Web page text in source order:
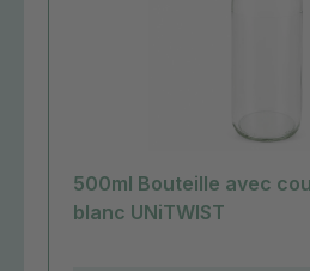
500ml Bouteille avec
blanc UNiTWIST